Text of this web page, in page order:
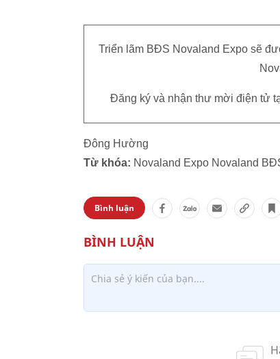
Triển lãm BĐS Novaland Expo sẽ
Đăng ký và nhận thư mời điện tử
Đông Hường
Từ khóa: Novaland Expo Novaland
Bình luận